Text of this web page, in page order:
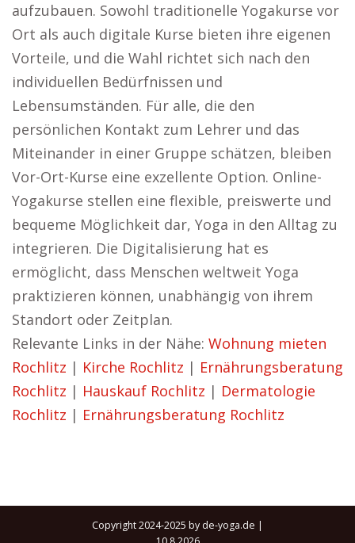
aufzubauen. Sowohl traditionelle Yogakurse vor
Ort als auch digitale Kurse bieten ihre eigenen
Vorteile, und die Wahl richtet sich nach den
individuellen Bedürfnissen und
Lebensumständen. Für alle, die den
persönlichen Kontakt zum Lehrer und das
Miteinander in einer Gruppe schätzen, bleiben
Vor-Ort-Kurse eine exzellente Option. Online-
Yogakurse stellen eine flexible, preiswerte und
bequeme Möglichkeit dar, Yoga in den Alltag zu
integrieren. Die Digitalisierung hat es
ermöglicht, dass Menschen weltweit Yoga
praktizieren können, unabhängig von ihrem
Standort oder Zeitplan.
Relevante Links in der Nähe: Wohnung mieten
Rochlitz | Kirche Rochlitz | Ernährungsberatung
Rochlitz | Hauskauf Rochlitz | Dermatologie
Rochlitz | Ernährungsberatung Rochlitz
Copyright 2024-2025 by de-yoga.de |